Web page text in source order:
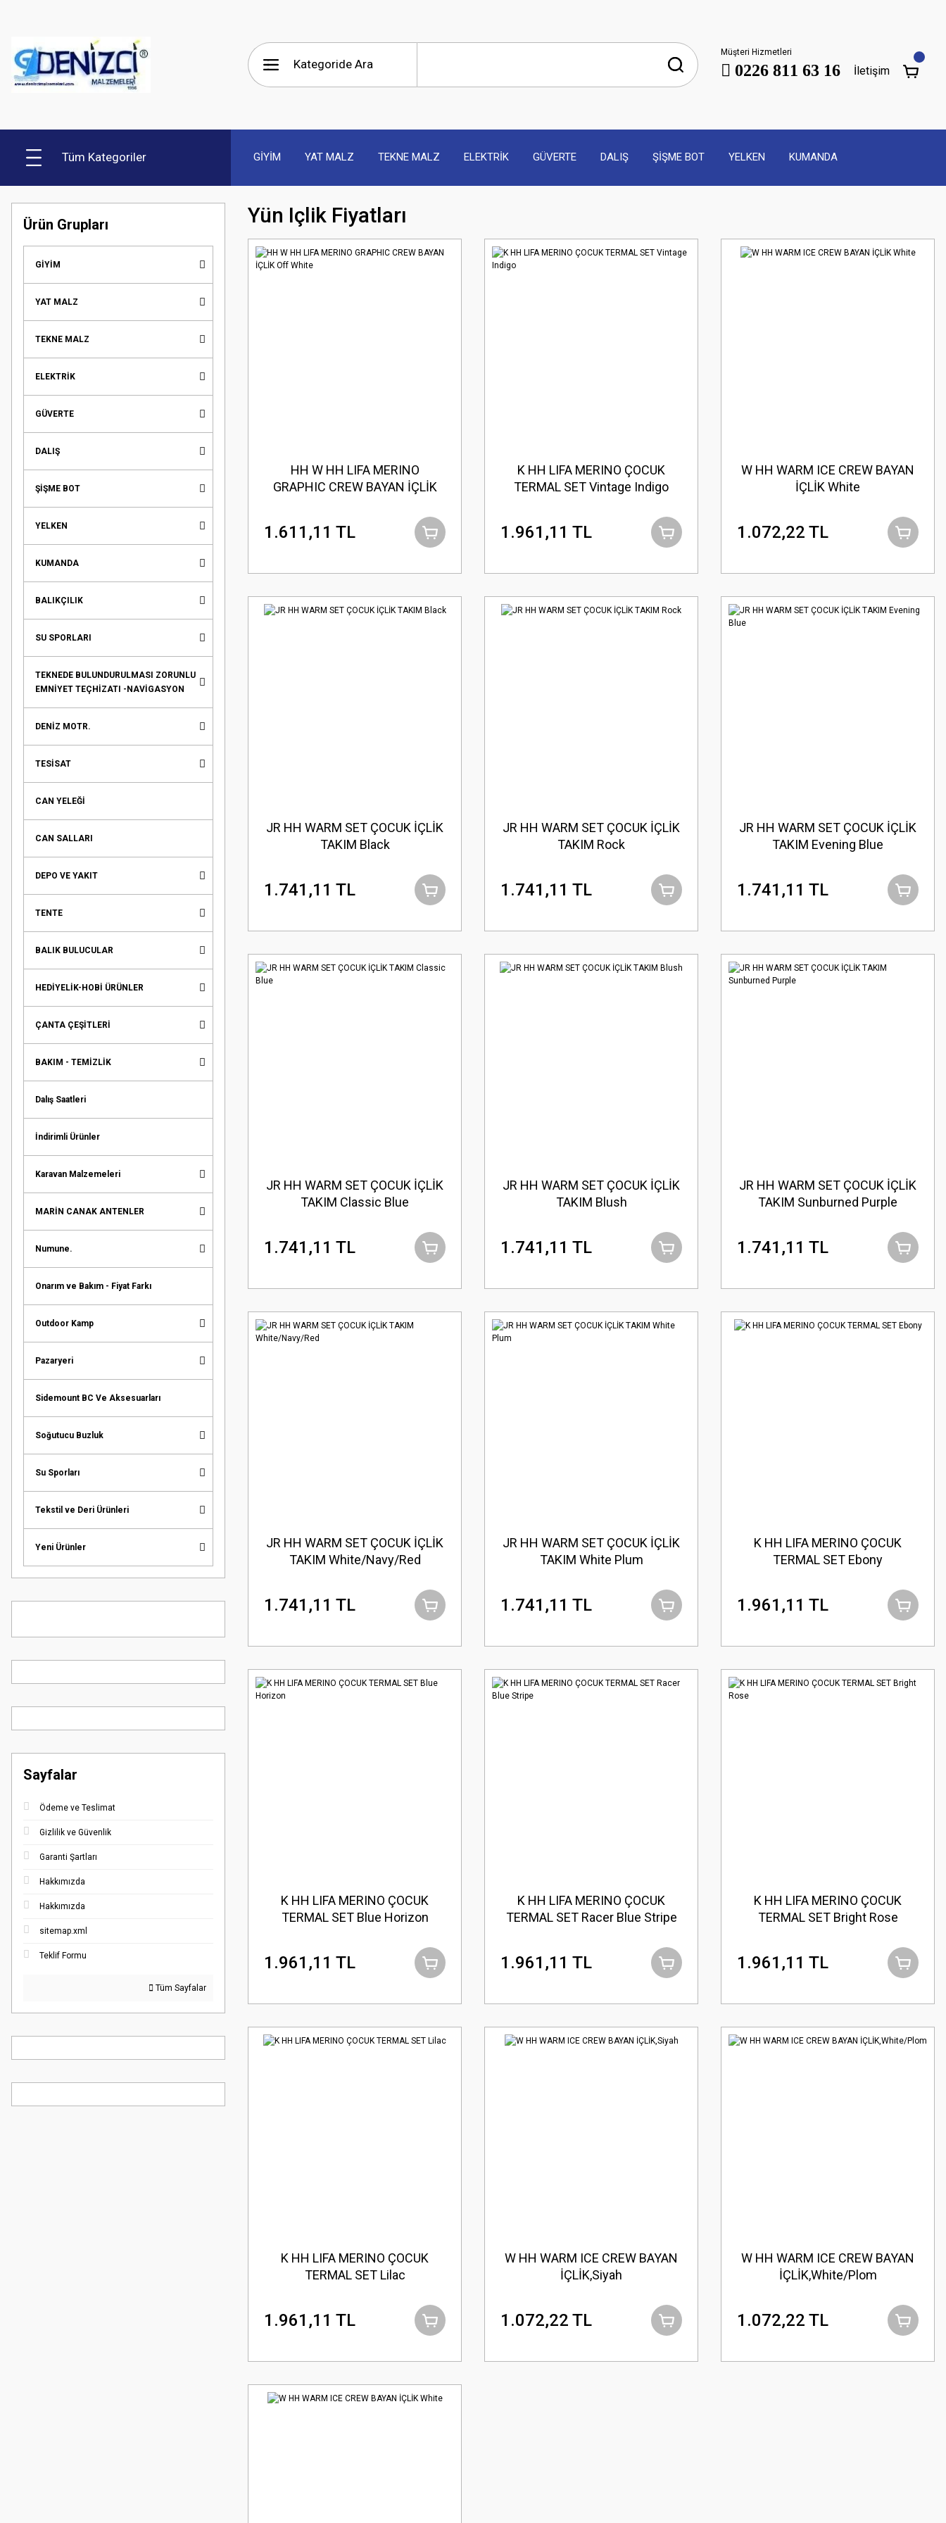
Müşteri Hizmetleri
0226 811 63 16 İletişim
Tüm Kategoriler GİYİM YAT MALZ TEKNE MALZ ELEKTRİK GÜVERTE DALIŞ ŞİŞME BOT YELKEN KUMANDA
Ürün Grupları
GİYİM
YAT MALZ
TEKNE MALZ
ELEKTRİK
GÜVERTE
DALIŞ
ŞİŞME BOT
YELKEN
KUMANDA
BALIKÇILIK
SU SPORLARI
TEKNEDE BULUNDURULMASI ZORUNLU
EMNİYET TEÇHİZATI -NAVİGASYON
DENİZ MOTR.
TESİSAT
CAN YELEĞİ
CAN SALLARI
DEPO VE YAKIT
TENTE
BALIK BULUCULAR
HEDİYELİK-HOBİ ÜRÜNLER
ÇANTA ÇEŞİTLERİ
BAKIM - TEMİZLİK
Dalış Saatleri
İndirimli Ürünler
Karavan Malzemeleri
MARİN CANAK ANTENLER
Numune.
Onarım ve Bakım - Fiyat Farkı
Outdoor Kamp
Pazaryeri
Sidemount BC Ve Aksesuarları
Soğutucu Buzluk
Su Sporları
Tekstil ve Deri Ürünleri
Yeni Ürünler
Sayfalar
Ödeme ve Teslimat
Gizlilik ve Güvenlik
Garanti Şartları
Hakkımızda
Hakkımızda
sitemap.xml
Teklif Formu
Tüm Sayfalar
Yün Içlik Fiyatları
HH W HH LIFA MERINO
GRAPHIC CREW BAYAN İÇLİK
1.611,11 TL
K HH LIFA MERINO ÇOCUK
TERMAL SET Vintage Indigo
1.961,11 TL
W HH WARM ICE CREW BAYAN
İÇLİK White
1.072,22 TL
JR HH WARM SET ÇOCUK İÇLİK
TAKIM Black
1.741,11 TL
JR HH WARM SET ÇOCUK İÇLİK
TAKIM Rock
1.741,11 TL
JR HH WARM SET ÇOCUK İÇLİK
TAKIM Evening Blue
1.741,11 TL
JR HH WARM SET ÇOCUK İÇLİK
TAKIM Classic Blue
1.741,11 TL
JR HH WARM SET ÇOCUK İÇLİK
TAKIM Blush
1.741,11 TL
JR HH WARM SET ÇOCUK İÇLİK
TAKIM Sunburned Purple
1.741,11 TL
JR HH WARM SET ÇOCUK İÇLİK
TAKIM White/Navy/Red
1.741,11 TL
JR HH WARM SET ÇOCUK İÇLİK
TAKIM White Plum
1.741,11 TL
K HH LIFA MERINO ÇOCUK
TERMAL SET Ebony
1.961,11 TL
K HH LIFA MERINO ÇOCUK
TERMAL SET Blue Horizon
1.961,11 TL
K HH LIFA MERINO ÇOCUK
TERMAL SET Racer Blue Stripe
1.961,11 TL
K HH LIFA MERINO ÇOCUK
TERMAL SET Bright Rose
1.961,11 TL
K HH LIFA MERINO ÇOCUK
TERMAL SET Lilac
1.961,11 TL
W HH WARM ICE CREW BAYAN
İÇLİK,Siyah
1.072,22 TL
W HH WARM ICE CREW BAYAN
İÇLİK,White/Plom
1.072,22 TL